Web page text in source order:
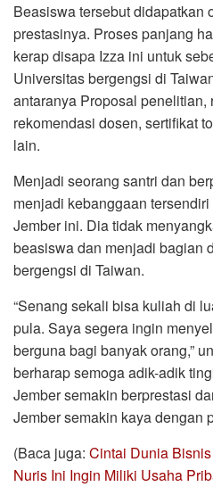
Beasiswa tersebut didapatkan
prestasinya. Proses panjang
kerap disapa Izza ini untuk
Universitas bergengsi di
antaranya Proposal penelitian,
rekomendasi dosen, sertifikat
lain.
Menjadi seorang santri dan
menjadi kebanggaan
Jember ini. Dia tidak
beasiswa dan menjadi bagian
bergengsi di Taiwan.
“Senang sekali bisa kuliah di
pula. Saya segera ingin
berguna bagi banyak orang,”
berharap semoga adik-adik
Jember semakin berprestasi
Jember semakin kaya dengan
(Baca juga: Cintai Dunia
Nuris Ini Ingin Miliki Usaha